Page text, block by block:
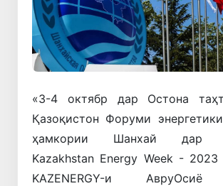
«3-4 октябр дар Остона
Қазоқистон Форуми
ҳамкории Шанхай дар
Kazakhstan Energy Week -
KAZENERGY-и АвруОсиё